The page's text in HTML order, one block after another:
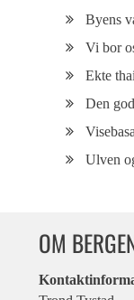
Byens
Vi bor
Ekte
Den
Ulven
OM